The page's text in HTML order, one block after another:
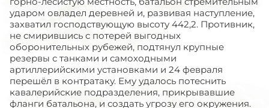
ударом овладел деревней и, развивая наступление,
захватил господствующую высоту 442,2. Противник,
не смирившись с потерей выгодных
оборонительных рубежей, подтянул крупные
резервы с танками и самоходными
артиллерийскими установками и 24 февраля
перешёл в контратаку. Ему удалось потеснить
кавалерийские подразделения, прикрывавшие
фланги батальона, и создать угрозу его окружения.